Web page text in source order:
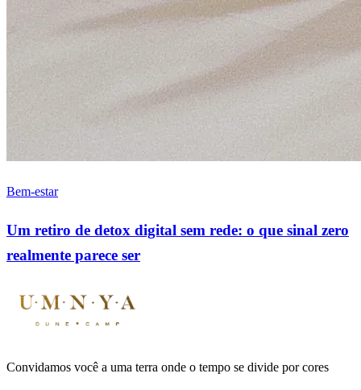
Bem-estar
Um retiro de detox digital sem rede: o que sinal zero
realmente parece ser
Convidamos você a uma terra onde o tempo se divide por cores